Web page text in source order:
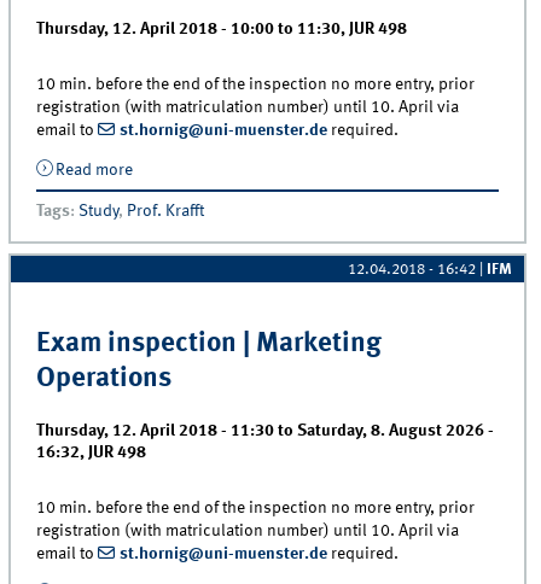
Thursday, 12. April 2018 - 10:00 to 11:30, JUR 498
10 min. before the end of the inspection no more entry, prior
registration (with matriculation number) until 10. April via
email to
st.hornig@uni-muenster.derequired.
Read moreabout Exam inspection | Market Research
Tags: Study, Prof. Krafft
12.04.2018 - 16:42 IFM
Exam inspection | Marketing
Operations
Thursday, 12. April 2018 - 11:30 toSaturday, 8. August 2026 -
16:32, JUR 498
10 min. before the end of the inspection no more entry, prior
registration (with matriculation number) until 10. April via
email to
st.hornig@uni-muenster.derequired.